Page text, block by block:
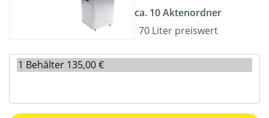
ca. 10 Aktenordner
70 Liter preiswert